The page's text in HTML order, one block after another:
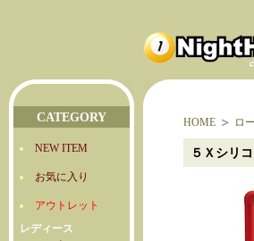
CATEGORY
NEW ITEM
お気に入り
アウトレット
レディース
HOME ロ
５Ｘシリ